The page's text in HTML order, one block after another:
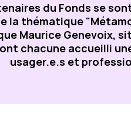
du Fonds se
la thématique
Maurice Genevoix,
chacune accueilli
usager.e.s et